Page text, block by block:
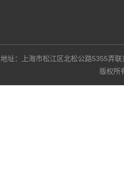
地址：上海市松江区北松公路5355
版权所